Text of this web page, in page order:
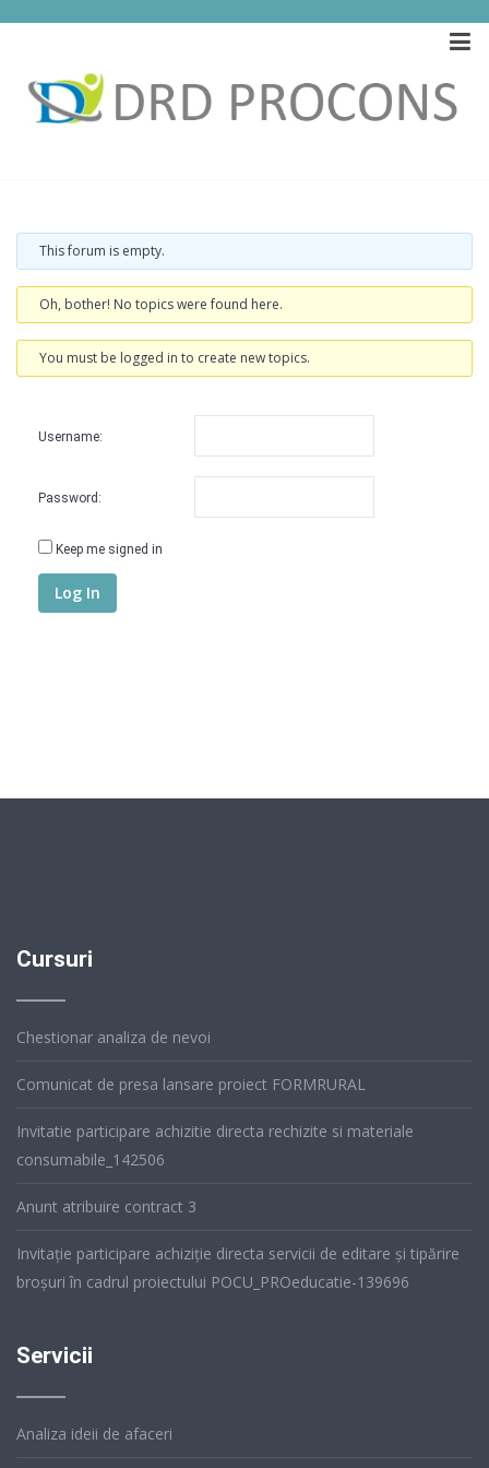
Home / Forums / WordPress Support & Desk Forum
This forum is empty.
Oh, bother! No topics were found here.
You must be logged in to create new topics.
Username:
Password:
Keep me signed in
Log In
Cursuri
Chestionar analiza de nevoi
Comunicat de presa lansare proiect FORMRURAL
Invitatie participare achizitie directa rechizite si materiale
consumabile_142506
Anunt atribuire contract 3
Invitație participare achiziție directa servicii de editare și tipărire
broșuri în cadrul proiectului POCU_PROeducatie-139696
Servicii
Analiza ideii de afaceri